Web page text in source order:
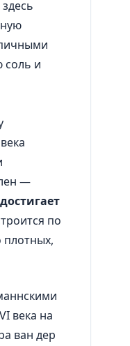
соль и
—
по
плотных,
века на
ван дер